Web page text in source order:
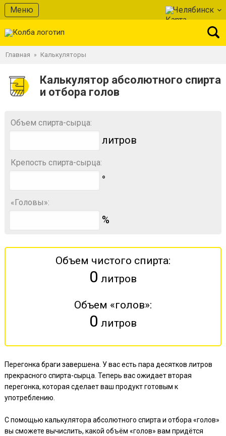
Меню Челябинск
Главная » Калькуляторы
Калькулятор абсолютного спирта
и отбора голов
Объем спирта-сырца:
литров
Крепость спирта-сырца:
°
«Головы»:
%
Объем чистого спирта:
0 литров
Объем «голов»:
0 литров
Перегонка браги завершена. У вас есть пара десятков литров
прекрасного спирта-сырца. Теперь вас ожидает вторая
перегонка, которая сделает ваш продукт готовым к
употреблению.
С помощью калькулятора абсолютного спирта и отбора «голов»
вы сможете вычислить, какой объём «голов» вам придётся